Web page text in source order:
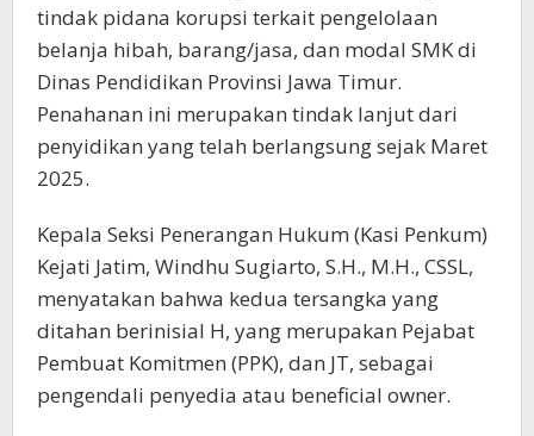
tindak pidana korupsi terkait pengelolaan
belanja hibah, barang/jasa, dan modal SMK di
Dinas Pendidikan Provinsi Jawa Timur.
Penahanan ini merupakan tindak lanjut dari
penyidikan yang telah berlangsung sejak Maret
2025.
Kepala Seksi Penerangan Hukum (Kasi Penkum)
Kejati Jatim, Windhu Sugiarto, S.H., M.H., CSSL,
menyatakan bahwa kedua tersangka yang
ditahan berinisial H, yang merupakan Pejabat
Pembuat Komitmen (PPK), dan JT, sebagai
pengendali penyedia atau beneficial owner.